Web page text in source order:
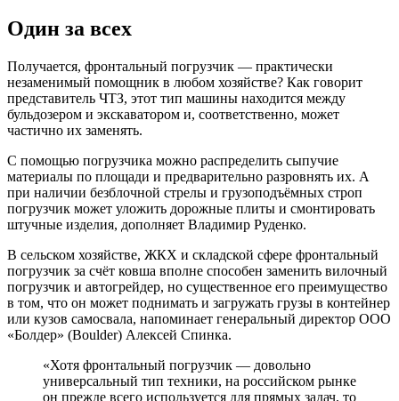
Один за всех
Получается, фронтальный погрузчик — практически
незаменимый помощник в любом хозяйстве? Как говорит
представитель ЧТЗ, этот тип машины находится между
бульдозером и экскаватором и, соответственно, может
частично их заменять.
С помощью погрузчика можно распределить сыпучие
материалы по площади и предварительно разровнять их. А
при наличии безблочной стрелы и грузоподъёмных строп
погрузчик может уложить дорожные плиты и смонтировать
штучные изделия, дополняет Владимир Руденко.
В сельском хозяйстве, ЖКХ и складской сфере фронтальный
погрузчик за счёт ковша вполне способен заменить вилочный
погрузчик и автогрейдер, но существенное его преимущество
в том, что он может поднимать и загружать грузы в контейнер
или кузов самосвала, напоминает генеральный директор ООО
«Болдер» (Boulder) Алексей Спинка.
«Хотя фронтальный погрузчик — довольно
универсальный тип техники, на российском рынке
он прежде всего используется для прямых задач, то